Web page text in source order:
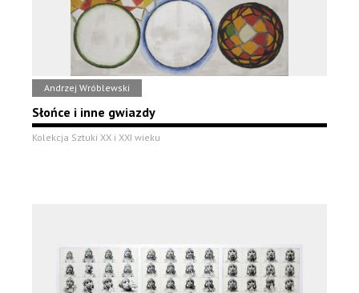
Andrzej Wróblewski
Słońce i inne gwiazdy
Kolekcja Sztuki XX i XXI wieku